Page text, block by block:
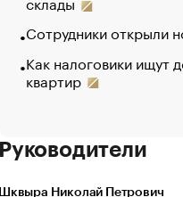
Сотрудники открыли
Как налоговики ищут
квартир
Руководители
Шквыра Николай Петрович